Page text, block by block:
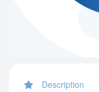
Description